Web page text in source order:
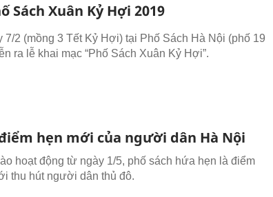
Sách Xuân Kỷ Hợi 2019
7/2 (mồng 3 Tết Kỷ Hợi) tại Phố Sách Hà Nội (phố 19
ra lễ khai mạc “Phố Sách Xuân Kỷ Hợi”.
hẹn mới của người dân Hà Nội
hoạt động từ ngày 1/5, phố sách hứa hẹn là điểm
thu hút người dân thủ đô.